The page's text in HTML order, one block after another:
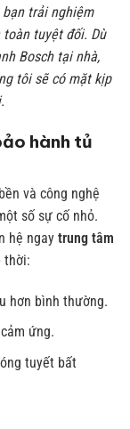
trải nghiệm
toàn tuyệt đối. Dù
Bosch tại nhà,
tôi sẽ có mặt kịp
hành tủ
và công nghệ
số sự cố nhỏ.
hệ ngay trung tâm
thời:
hơn bình thường.
ứng.
tuyết bất